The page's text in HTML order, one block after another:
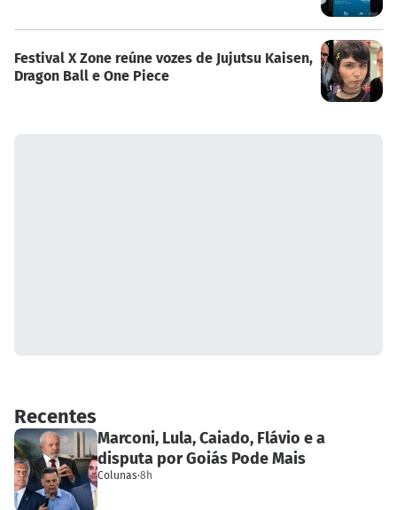
Festival X Zone reúne vozes de Jujutsu Kaisen,
Dragon Ball e One Piece
Recentes
Marconi, Lula, Caiado, Flávio e a
disputa por Goiás Pode Mais
Colunas·8h